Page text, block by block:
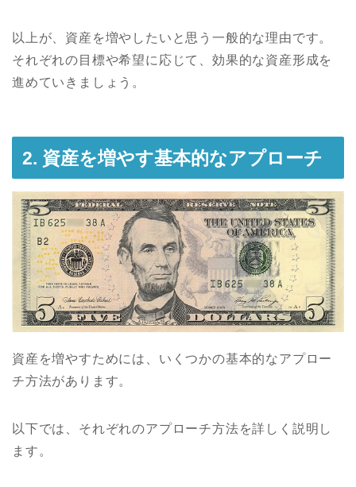
以上が、資産を増やしたいと思う一般的な理由です。
それぞれの目標や希望に応じて、効果的な資産形成を
進めていきましょう。
2. 資産を増やす基本的なアプローチ
資産を増やすためには、いくつかの基本的なアプロー
チ方法があります。
以下では、それぞれのアプローチ方法を詳しく説明し
ます。